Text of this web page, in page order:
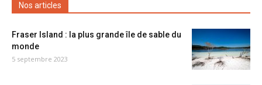
Nos articles
Fraser Island : la plus grande île de sable du
monde
5 septembre 2023